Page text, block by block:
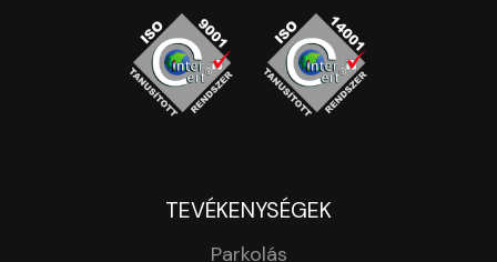
TEVÉKENYSÉGEK
Parkolás